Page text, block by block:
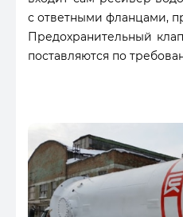
с ответными фланцами,
Предохранительный
поставляются по